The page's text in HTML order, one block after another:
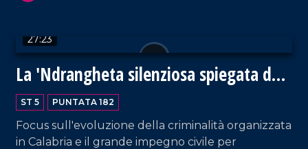
27:23
La 'Ndrangheta silenziosa spiegata da
Borrelli
ST 5 PUNTATA 182
Focus sull'evoluzione della criminalità organizzata
in Calabria e il grande impegno civile per
VAI AL TITOLO